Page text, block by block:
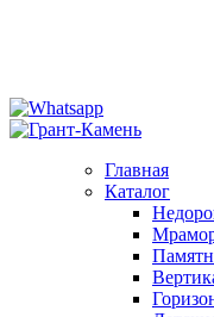
Главная
Каталог